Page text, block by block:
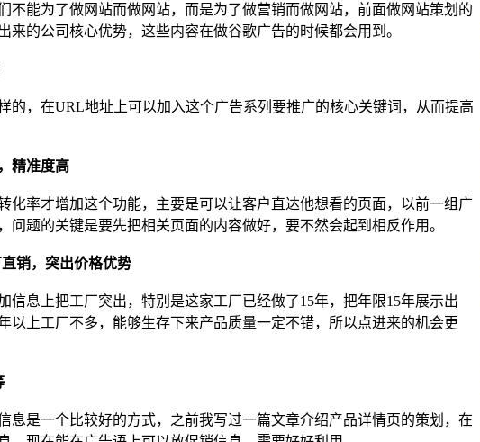
不能为了做网站而做网站，而是为了做营销而做网站，前面做网站策划的
的公司核心优势，这些内容在做谷歌广告的时候都会用到。
的，在URL地址上可以加入这个广告系列要推广的核心关键词，从而提高
精准度高
化率才增加这个功能，主要是可以让客户直达他想看的页面，以前一组广
题的关键是要先把相关页面的内容做好，要不然会起到相反作用。
销，突出价格优势
信息上把工厂突出，特别是这家工厂已经做了15年，把年限15年展示出
以上工厂不多，能够生存下来产品质量一定不错，所以点进来的机会更
息是一个比较好的方式，之前我写过一篇文章介绍产品详情页的策划，在